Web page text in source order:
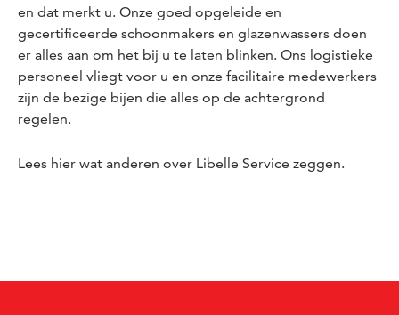
en dat merkt u. Onze goed opgeleide en
gecertificeerde schoonmakers en glazenwassers doen
er alles aan om het bij u te laten blinken. Ons logistieke
personeel vliegt voor u en onze facilitaire medewerkers
zijn de bezige bijen die alles op de achtergrond
regelen.
Lees hier wat anderen over Libelle Service zeggen.